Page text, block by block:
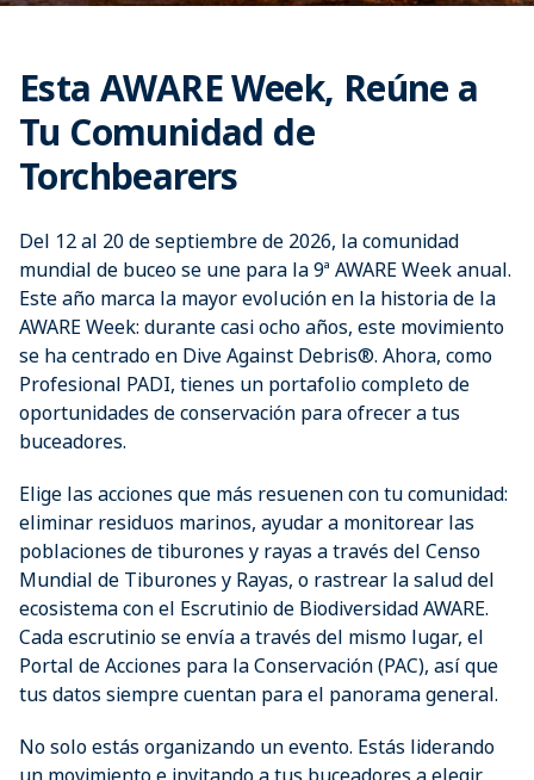
Esta AWARE Week, Reúne a
Tu Comunidad de
Torchbearers
Del 12 al 20 de septiembre de 2026, la comunidad
mundial de buceo se une para la 9ª AWARE Week anual.
Este año marca la mayor evolución en la historia de la
AWARE Week: durante casi ocho años, este movimiento
se ha centrado en Dive Against Debris®. Ahora, como
Profesional PADI, tienes un portafolio completo de
oportunidades de conservación para ofrecer a tus
buceadores.
Elige las acciones que más resuenen con tu comunidad:
eliminar residuos marinos, ayudar a monitorear las
poblaciones de tiburones y rayas a través del Censo
Mundial de Tiburones y Rayas, o rastrear la salud del
ecosistema con el Escrutinio de Biodiversidad AWARE.
Cada escrutinio se envía a través del mismo lugar, el
Portal de Acciones para la Conservación (PAC), así que
tus datos siempre cuentan para el panorama general.
No solo estás organizando un evento. Estás liderando